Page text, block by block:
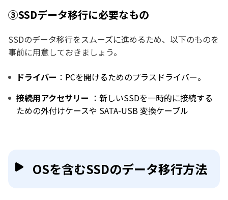
③SSDデータ移行に必要なもの
SSDのデータ移行をスムーズに進めるため、以下のものを
事前に用意しておきましょう。
ドライバー ：PCを開けるためのプラスドライバー。
接続用アクセサリー ：新しいSSDを一時的に接続する
ための外付けケースや SATA-USB 変換ケーブル
OSを含むSSDのデータ移行方法